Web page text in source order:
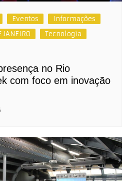
Eventos
Informações
JANEIRO
Tecnologia
no Rio
com foco em inovação